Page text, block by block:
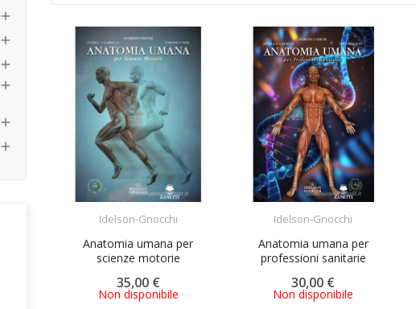






Idelson-Gnocchi
Anatomia umana per
scienze motorie
35,00 €
Non disponibile
Idelson-Gnocchi
Anatomia umana per
professioni sanitarie
30,00 €
Non disponibile